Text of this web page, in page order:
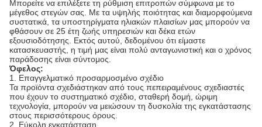
Μπορείτε να επιλέξετε τη ρύθμιση επιτροπών σύμφωνα με το
μέγεθος στεγών σας. Με τα υψηλής ποιότητας και διαμορφούμενα
συστατικά, τα υποστηρίγματα ηλιακών πλαισίων μας μπορούν να
φθάσουν σε 25 έτη ζωής υπηρεσιών και δέκα ετών
εξουσιοδότησης. Εκτός αυτού, δεδομένου ότι είμαστε
κατασκευαστής, η τιμή μας είναι πολύ ανταγωνιστική και ο χρόνος
παράδοσης είναι σύντομος.
Όφελος:
1. Επαγγελματικό προσαρμοσμένο σχέδιο
Τα προϊόντα σχεδιάστηκαν από τους πεπειραμένους σχεδιαστές
που έχουν το συστηματικό σχέδιο, σταθερή δομή, ώριμη
τεχνολογία, μπορούν να μειώσουν τη δυσκολία της εγκατάστασης
στους περισσότερους όρους.
2. Εύκολη εγκατάσταση